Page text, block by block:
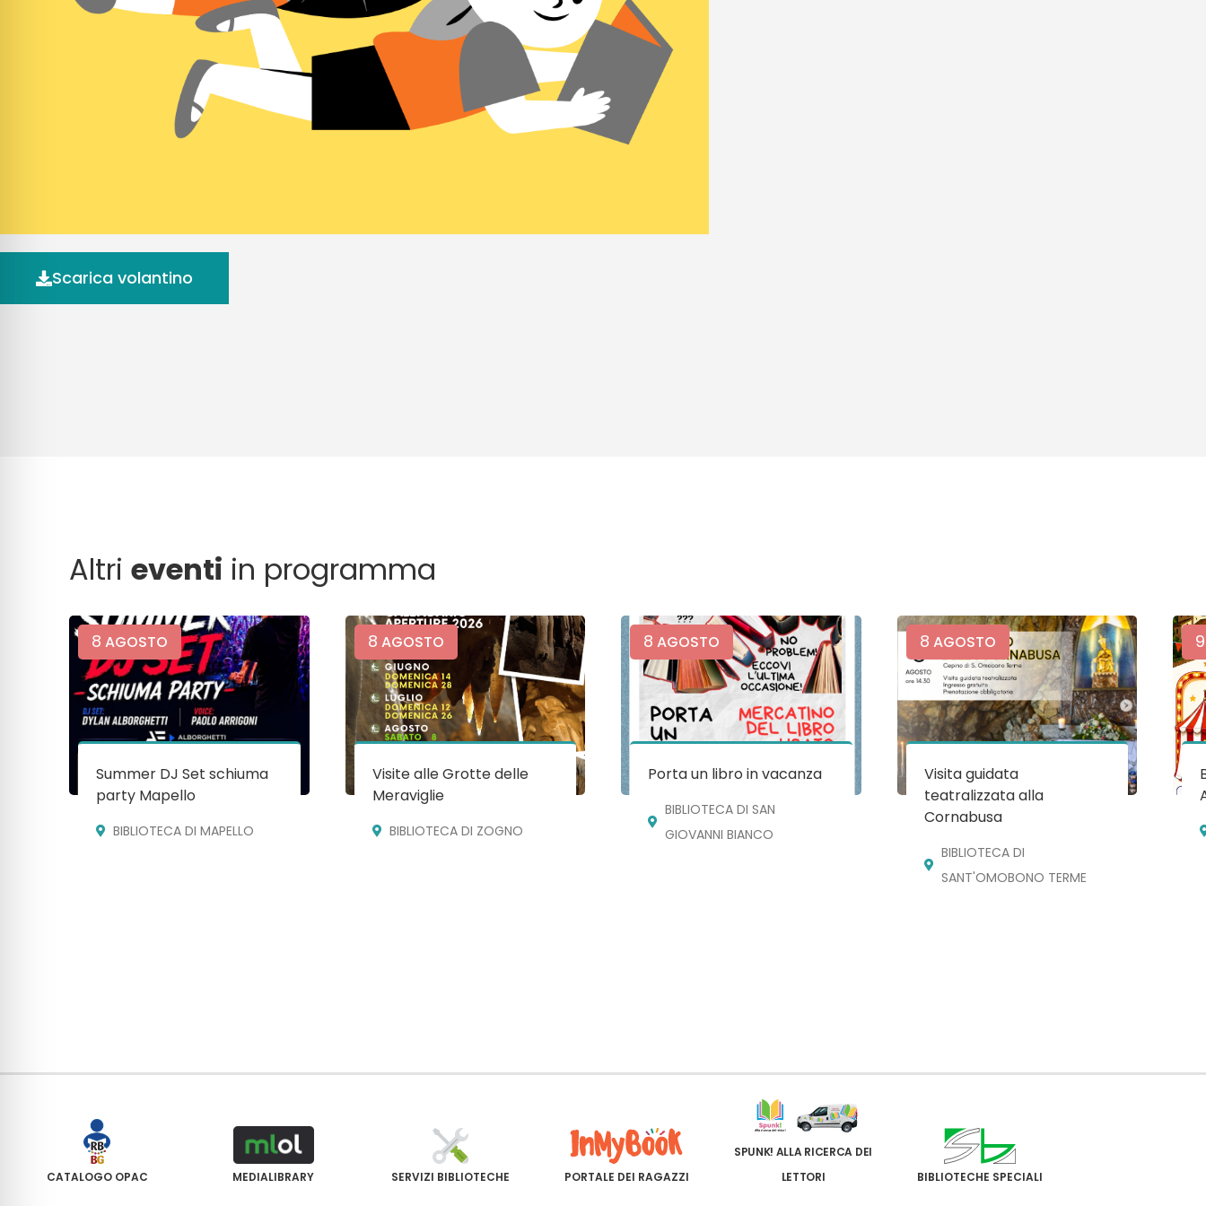
Scarica volantino
Altrieventi in programma
8 AGOSTO
Summer DJ Set schiuma
party Mapello
BIBLIOTECA DI MAPELLO
8 AGOSTO
Visite alle Grotte delle
Meraviglie
BIBLIOTECA DI ZOGNO
8 AGOSTO
Porta un libro in vacanza
BIBLIOTECA DI SAN
GIOVANNI BIANCO
8 AGOSTO
Visita guidata
teatralizzata alla
Cornabusa
BIBLIOTECA DI
SANT'OMOBONO TERME
9
CATALOGO OPAC MEDIALIBRARY SERVIZI BIBLIOTECHE PORTALE DEI RAGAZZI
SPUNK! ALLA RICERCA DEI
LETTORI
BIBLIOTECHE SPECIALI